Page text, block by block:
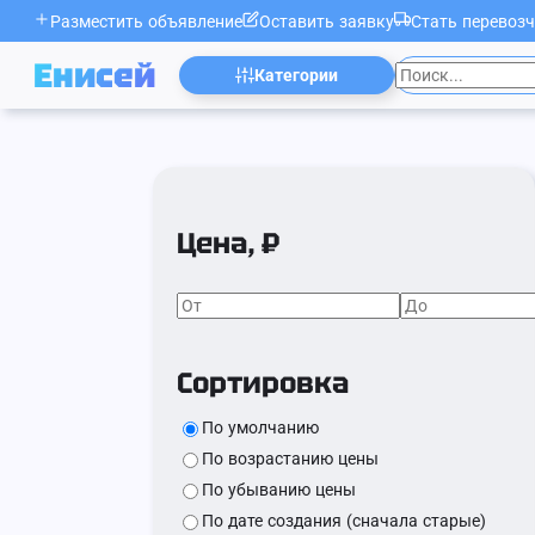
Разместить объявление Оставить заявку Стать
Енисей Категории
Цена, ₽
Сортировка
По умолчанию
По возрастанию цены
По убыванию цены
По дате создания (сначала старые)